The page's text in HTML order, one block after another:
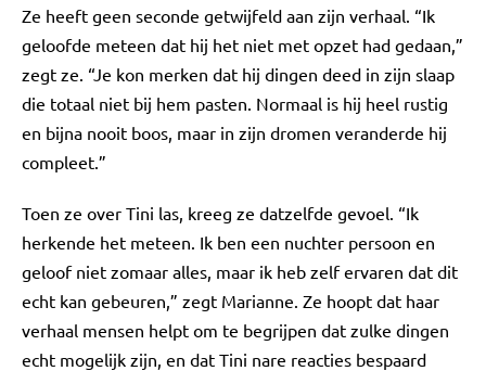
Ze heeft geen seconde getwijfeld aan zijn verhaal. “Ik
geloofde meteen dat hij het niet met opzet had gedaan,”
zegt ze. “Je kon merken dat hij dingen deed in zijn slaap
die totaal niet bij hem pasten. Normaal is hij heel rustig
en bijna nooit boos, maar in zijn dromen veranderde hij
compleet.”
Toen ze over Tini las, kreeg ze datzelfde gevoel. “Ik
herkende het meteen. Ik ben een nuchter persoon en
geloof niet zomaar alles, maar ik heb zelf ervaren dat dit
echt kan gebeuren,” zegt Marianne. Ze hoopt dat haar
verhaal mensen helpt om te begrijpen dat zulke dingen
echt mogelijk zijn, en dat Tini nare reacties bespaard